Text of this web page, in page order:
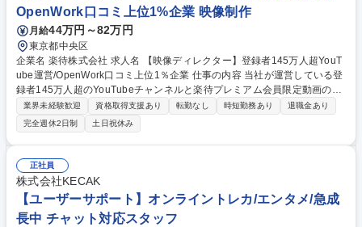
OpenWork口コミ上位1%企業 映像制作
月給44万円～82万円
東京都中央区
企業名 楽待株式会社 求人名 【映像ディレクター】登録者145万人超YouT
ube運営/OpenWork口コミ上位1％企業 仕事の内容 当社が運営している登
録者145万人超のYouTubeチャンネルと楽待プレミアム会員限定動画の映
像制作を担当いただきます。企画立案、撮影、編集まで一気通貫で関わ
れ、裁量権大きく活躍できる環境です！ 「公正な不動産投資市場を創造す
る」というビジョンを掲げる当社。投資の正しい知識や時には不動産業界
の闇や投資の失敗体験など"映像"を通して、面白く、わかりやすく伝えて
いくことが役割です。 【具体的には】 ■企画（ネタ出し、出演者・撮影場
所の選定）■撮影（ビデオカメラやシネマカメラ、ピンマイクや照明など
本格的な機材を使用）■編集（オフライン・オンライン編集、サムネイル
の作成） 募集職種 【映像ディレクター】登録者145万人超YouTube運営/
OpenWork口コミ上位1％企業
業界未経験歓迎 資格取得支援あり 転勤なし 時短勤務あり
退職金あり
完全週休2日制
土日祝休み
正社員
株式会社KECAK
【ユーザーサポート】オンライントレカ/エンタメ/急成
長中 チャット対応スタッフ